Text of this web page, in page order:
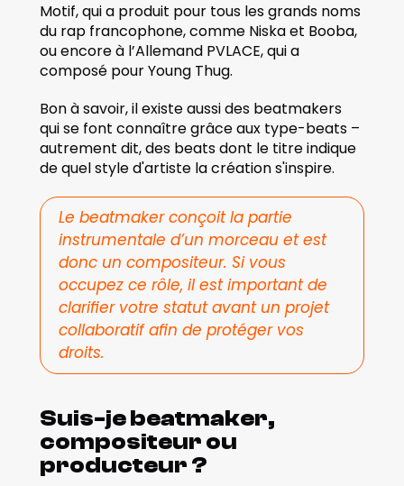
Motif, qui a produit pour tous les grands noms
du rap francophone, comme Niska et Booba,
ou encore à l’Allemand PVLACE, qui a
composé pour Young Thug.
Bon à savoir, il existe aussi des beatmakers
qui se font connaître grâce aux type-beats –
autrement dit, des beats dont le titre indique
de quel style d'artiste la création s'inspire.
Le beatmaker conçoit la partie
instrumentale d’un morceau et est
donc un compositeur. Si vous
occupez ce rôle, il est important de
clarifier votre statut avant un projet
collaboratif afin de protéger vos
droits.
Suis-je beatmaker,
compositeur ou
producteur ?